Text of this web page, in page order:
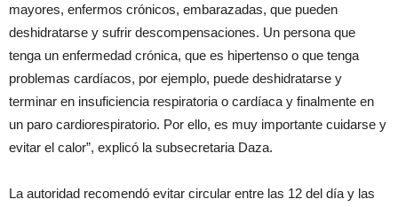
mayores, enfermos crónicos, embarazadas, que pueden
deshidratarse y sufrir descompensaciones. Un persona que
tenga un enfermedad crónica, que es hipertenso o que tenga
problemas cardíacos, por ejemplo, puede deshidratarse y
terminar en insuficiencia respiratoria o cardíaca y finalmente en
un paro cardiorespiratorio. Por ello, es muy importante cuidarse y
evitar el calor”, explicó la subsecretaria Daza.
La autoridad recomendó evitar circular entre las 12 del día y las